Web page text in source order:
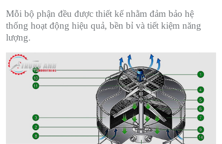
Mỗi bộ phận đều được thiết kế nhằm đảm bảo hệ
thống hoạt động hiệu quả, bền bỉ và tiết kiệm năng
lượng.